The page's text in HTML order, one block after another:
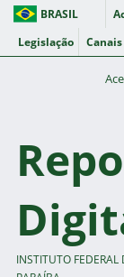
BRASIL
Legislação
Canais
INSTITUTO